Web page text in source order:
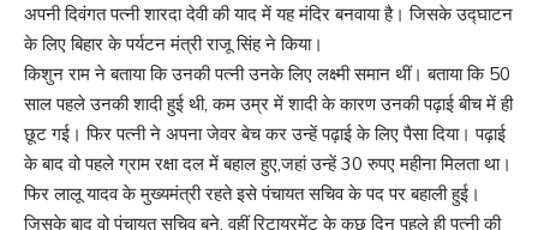
अपनी दिवंगत पत्नी शारदा देवी की याद में यह मंदिर बनवाया है। जिसके उद्घाटन
के लिए बिहार के पर्यटन मंत्री राजू सिंह ने किया।
किशुन राम ने बताया कि उनकी पत्नी उनके लिए लक्ष्मी समान थीं। बताया कि 50
साल पहले उनकी शादी हुई थी, कम उम्र में शादी के कारण उनकी पढ़ाई बीच में ही
छूट गई। फिर पत्नी ने अपना जेवर बेच कर उन्हें पढ़ाई के लिए पैसा दिया। पढ़ाई
के बाद वो पहले ग्राम रक्षा दल में बहाल हुए,जहां उन्हें 30 रुपए महीना मिलता था।
फिर लालू यादव के मुख्यमंत्री रहते इसे पंचायत सचिव के पद पर बहाली हुई।
जिसके बाद वो पंचायत सचिव बने, वहीं रिटायरमेंट के कुछ दिन पहले ही पत्नी की